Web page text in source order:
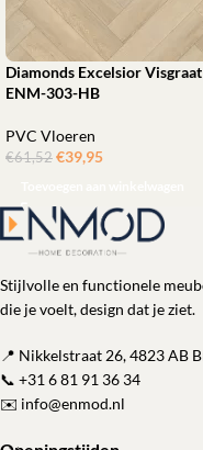
Diamonds Excelsior
ENM-303-HB
PVC Vloeren
€61,52 €39,95
Stijlvolle en functionele
die je voelt, design dat je ziet.
📍 Nikkelstraat 26, 4823 AB
📞 +31 6 81 91 36 34
✉️ info@enmod.nl